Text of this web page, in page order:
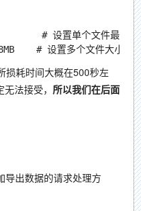
# 设置单个文件最大大
损耗时间大概在500秒左
法接受， 所以我们在后面
导出数据的请求处理方